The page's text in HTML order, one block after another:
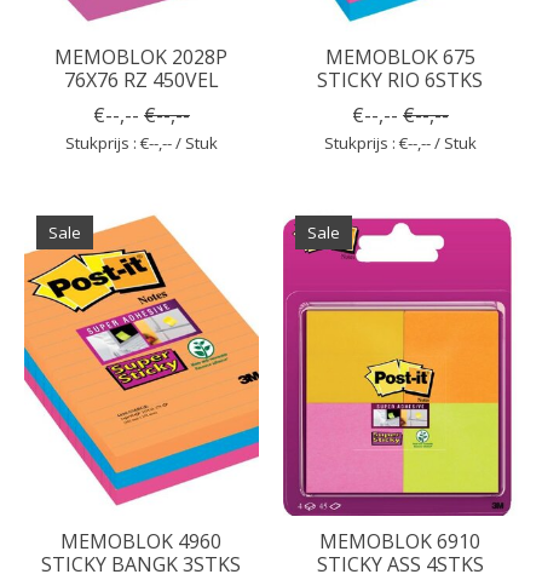
MEMOBLOK 2028P
76X76 RZ 450VEL
€--,-- €--,--
Stukprijs : €--,-- / Stuk
MEMOBLOK 675
STICKY RIO 6STKS
€--,-- €--,--
Stukprijs : €--,-- / Stuk
Sale
MEMOBLOK 4960
STICKY BANGK 3STKS
Sale
MEMOBLOK 6910
STICKY ASS 4STKS